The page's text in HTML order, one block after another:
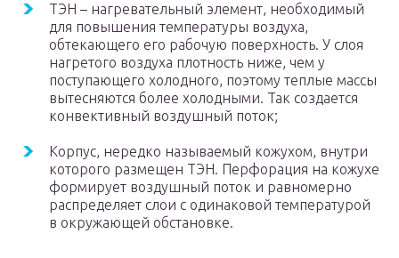
ТЭН – нагревательный элемент, необходимый
для повышения температуры воздуха,
обтекающего его рабочую поверхность. У слоя
нагретого воздуха плотность ниже, чем у
поступающего холодного, поэтому теплые массы
вытесняются более холодными. Так создается
конвективный воздушный поток;
Корпус, нередко называемый кожухом, внутри
которого размещен ТЭН. Перфорация на кожухе
формирует воздушный поток и равномерно
распределяет слои с одинаковой температурой
в окружающей обстановке.